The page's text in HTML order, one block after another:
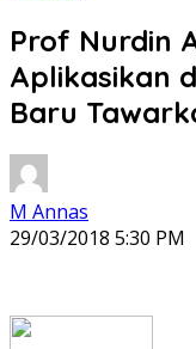
Prof Nurdin
Aplikasikan
Baru
M Annas
29/03/2018 5:30 PM